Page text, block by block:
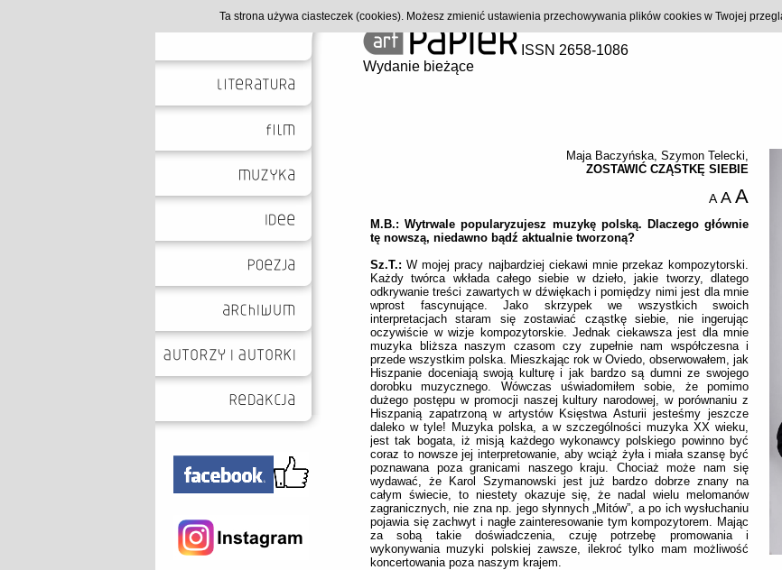
ISSN 2658-1086
Wydanie bieżące
Maja Baczyńska, Szymon Telecki,
ZOSTAWIĆ CZĄSTKĘ SIEBIE
A A A
M.B.: Wytrwale popularyzujesz muzykę polską. Dlaczego głównie
tę nowszą, niedawno bądź aktualnie tworzoną?
Sz.T.:W mojej pracy najbardziej ciekawi mnie przekaz kompozytorski.
Każdy twórca wkłada całego siebie w dzieło, jakie tworzy, dlatego
odkrywanie treści zawartych w dźwiękach i pomiędzy nimi jest dla mnie
wprost fascynujące. Jako skrzypek we wszystkich swoich
interpretacjach staram się zostawiać cząstkę siebie, nie ingerując
oczywiście w wizje kompozytorskie. Jednak ciekawsza jest dla mnie
muzyka bliższa naszym czasom czy zupełnie nam współczesna i
przede wszystkim polska. Mieszkając rok w Oviedo, obserwowałem, jak
Hiszpanie doceniają swoją kulturę i jak bardzo są dumni ze swojego
dorobku muzycznego. Wówczas uświadomiłem sobie, że pomimo
dużego postępu w promocji naszej kultury narodowej, w porównaniu z
Hiszpanią zapatrzoną w artystów Księstwa Asturii jesteśmy jeszcze
daleko w tyle! Muzyka polska, a w szczególności muzyka XX wieku,
jest tak bogata, iż misją każdego wykonawcy polskiego powinno być
coraz to nowsze jej interpretowanie, aby wciąż żyła i miała szansę być
poznawana poza granicami naszego kraju. Chociaż może nam się
wydawać, że Karol Szymanowski jest już bardzo dobrze znany na
całym świecie, to niestety okazuje się, że nadal wielu melomanów
zagranicznych, nie zna np. jego słynnych „Mitów”, a po ich wysłuchaniu
pojawia się zachwyt i nagłe zainteresowanie tym kompozytorem. Mając
za sobą takie doświadczenia, czuję potrzebę promowania i
wykonywania muzyki polskiej zawsze, ilekroć tylko mam możliwość
koncertowania poza naszym krajem.
Ta strona używa ciasteczek (cookies). Możesz zmienić ustawienia przechowywania plików cookies w Twojej